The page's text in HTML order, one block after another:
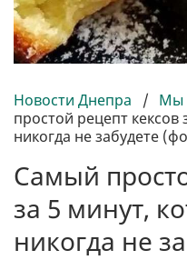
Новости Днепра / Мы
простой рецепт
никогда не забудете
Самый
за 5 минут,
никогда не